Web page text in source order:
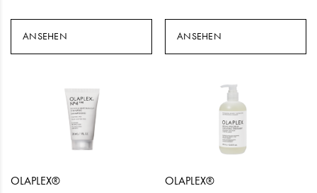
ANSEHEN ANSEHEN
OLAPLEX®
OLAPLEX®